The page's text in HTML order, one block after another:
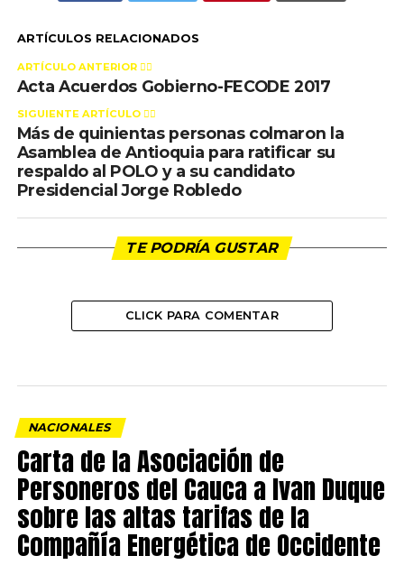
ARTÍCULOS RELACIONADOS
ARTÍCULO ANTERIOR 👉🏻
Acta Acuerdos Gobierno-FECODE 2017
SIGUIENTE ARTÍCULO 👈🏻
Más de quinientas personas colmaron la
Asamblea de Antioquia para ratificar su
respaldo al POLO y a su candidato
Presidencial Jorge Robledo
TE PODRÍA GUSTAR
CLICK PARA COMENTAR
NACIONALES
Carta de la Asociación de
Personeros del Cauca a Ivan Duque
sobre las altas tarifas de la
Compañía Energética de Occidente